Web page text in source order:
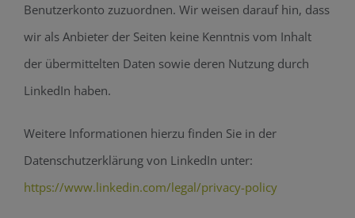
Benutzerkonto zuzuordnen. Wir weisen darauf hin, dass
wir als Anbieter der Seiten keine Kenntnis vom Inhalt
der übermittelten Daten sowie deren Nutzung durch
LinkedIn haben.
Weitere Informationen hierzu finden Sie in der
Datenschutzerklärung von LinkedIn unter:
https://www.linkedin.com/legal/privacy-policy